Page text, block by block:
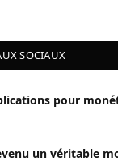
SOCIAUX
pour
un véritable